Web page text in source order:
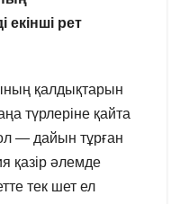
рет
қалдықтарын
түрлеріне қайта
— дайын тұрған
қазір әлемде
тек шет ел